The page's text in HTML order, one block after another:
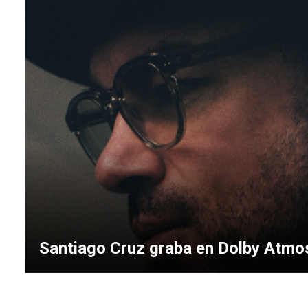
Santiago Cruz graba en Dolby